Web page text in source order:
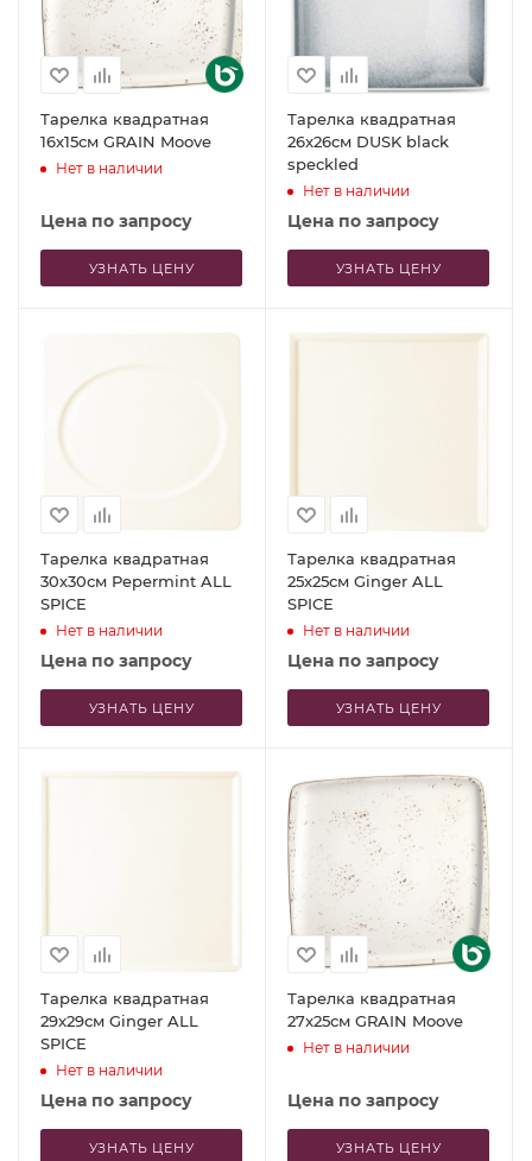
Тарелка квадратная
16x15см GRAIN Moove
Нет в наличии
Цена по запросу
УЗНАТЬ ЦЕНУ
Тарелка квадратная
26x26см DUSK black
speckled
Нет в наличии
Цена по запросу
УЗНАТЬ ЦЕНУ
Тарелка квадратная
30х30см Pepermint ALL
SPICE
Нет в наличии
Цена по запросу
УЗНАТЬ ЦЕНУ
Тарелка квадратная
25x25см Ginger ALL
SPICE
Нет в наличии
Цена по запросу
УЗНАТЬ ЦЕНУ
Тарелка квадратная
29x29см Ginger ALL
SPICE
Нет в наличии
Цена по запросу
УЗНАТЬ ЦЕНУ
Тарелка квадратная
27x25см GRAIN Moove
Нет в наличии
Цена по запросу
УЗНАТЬ ЦЕНУ